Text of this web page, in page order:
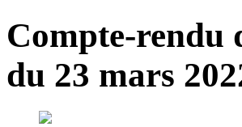
Compte-rendu
du 23 mars